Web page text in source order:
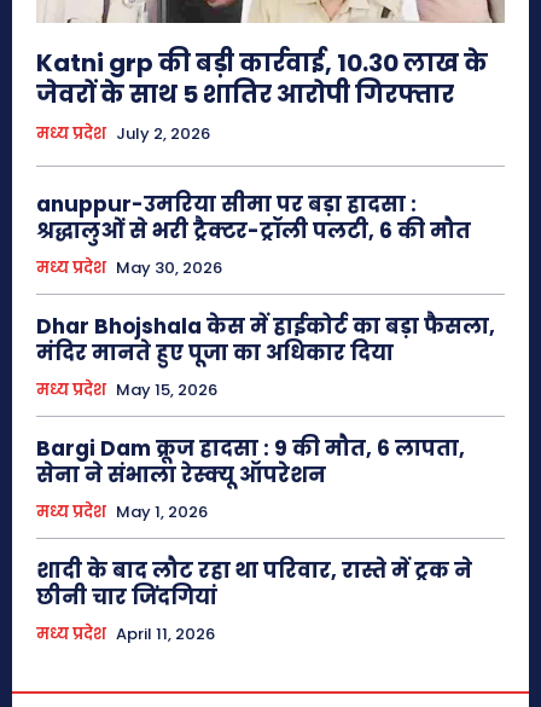
Katni grp की बड़ी कार्रवाई, 10.30 लाख के
जेवरों के साथ 5 शातिर आरोपी गिरफ्तार
मध्य प्रदेश July 2, 2026
anuppur-उमरिया सीमा पर बड़ा हादसा :
श्रद्धालुओं से भरी ट्रैक्टर-ट्रॉली पलटी, 6 की मौत
मध्य प्रदेश May 30, 2026
Dhar Bhojshala केस में हाईकोर्ट का बड़ा फैसला,
मंदिर मानते हुए पूजा का अधिकार दिया
मध्य प्रदेश May 15, 2026
Bargi Dam क्रूज हादसा : 9 की मौत, 6 लापता,
सेना ने संभाला रेस्क्यू ऑपरेशन
मध्य प्रदेश May 1, 2026
शादी के बाद लौट रहा था परिवार, रास्ते में ट्रक ने
छीनी चार जिंदगियां
मध्य प्रदेश April 11, 2026